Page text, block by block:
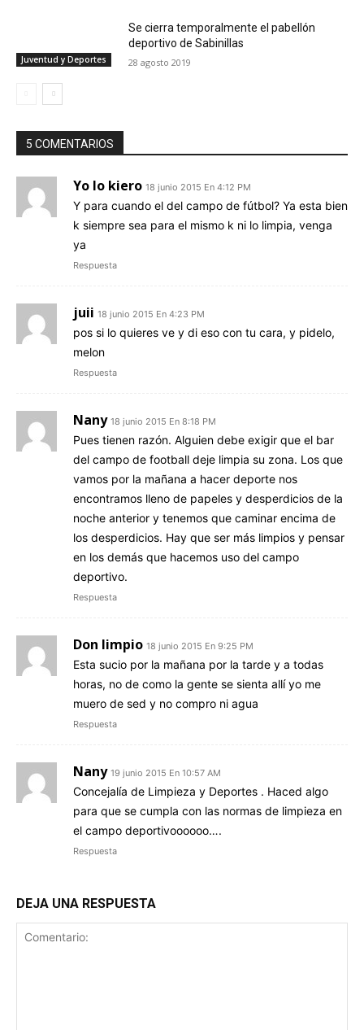
Juventud y Deportes
Se cierra temporalmente el pabellón
deportivo de Sabinillas
28 agosto 2019
5 COMENTARIOS
Yo lo kiero 18 junio 2015 En 4:12 PM
Y para cuando el del campo de fútbol? Ya esta bien
k siempre sea para el mismo k ni lo limpia, venga
ya
Respuesta
juii 18 junio 2015 En 4:23 PM
pos si lo quieres ve y di eso con tu cara, y pidelo,
melon
Respuesta
Nany 18 junio 2015 En 8:18 PM
Pues tienen razón. Alguien debe exigir que el bar
del campo de football deje limpia su zona. Los que
vamos por la mañana a hacer deporte nos
encontramos lleno de papeles y desperdicios de la
noche anterior y tenemos que caminar encima de
los desperdicios. Hay que ser más limpios y pensar
en los demás que hacemos uso del campo
deportivo.
Respuesta
Don limpio 18 junio 2015 En 9:25 PM
Esta sucio por la mañana por la tarde y a todas
horas, no de como la gente se sienta allí yo me
muero de sed y no compro ni agua
Respuesta
Nany 19 junio 2015 En 10:57 AM
Concejalía de Limpieza y Deportes . Haced algo
para que se cumpla con las normas de limpieza en
el campo deportivoooooo….
Respuesta
DEJA UNA RESPUESTA